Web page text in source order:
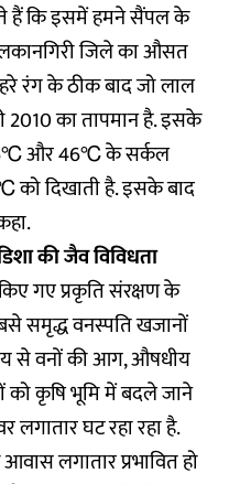
हैं कि इसमें हमने सैंपल के
जिले का औसत
रंग के ठीक बाद जो लाल
2010 का तापमान है. इसके
और 46℃ के सर्कल
को दिखाती है. इसके बाद
की जैव विविधता
किए गए प्रकृति संरक्षण के
समृद्ध वनस्पति खजानों
से वनों की आग, औषधीय
को कृषि भूमि में बदले जाने
लगातार घट रहा रहा है.
लगातार प्रभावित हो